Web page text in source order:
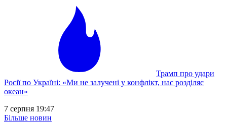
Трамп про удари
Росії по Україні: «Ми не залучені у конфлікт, нас розділяє
океан»
7 серпня 19:47
Більше новин